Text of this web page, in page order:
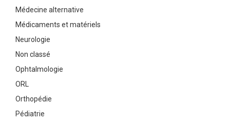
Médecine alternative
Médicaments et matériels
Neurologie
Non classé
Ophtalmologie
ORL
Orthopédie
Pédiatrie